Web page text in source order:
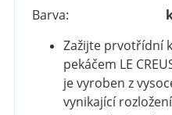
Barva:
Zažijte prvotřídní
pekáčem LE
je vyroben z
vynikající